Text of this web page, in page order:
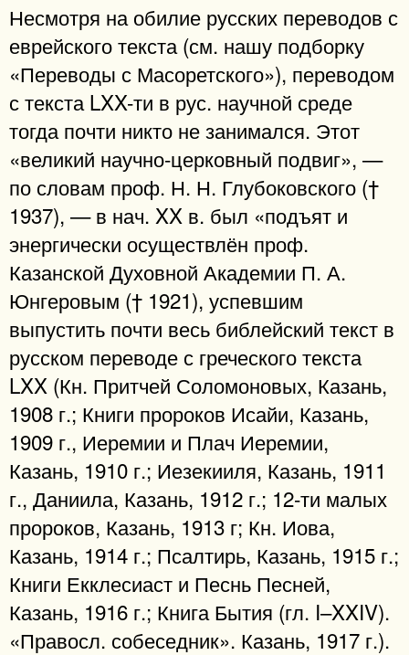
Несмотря на обилие русских переводов с
еврейского текста (см. нашу подборку
«Переводы с Масоретского»), переводом
с текста LXX-ти в рус. научной среде
тогда почти никто не занимался. Этот
«великий научно-церковный подвиг», —
по словам проф. Н. Н. Глубоковского (†
1937), — в нач. XX в. был «подъят и
энергически осуществлён проф.
Казанской Духовной Академии П. А.
Юнгеровым († 1921), успевшим
выпустить почти весь библейский текст в
русском переводе с греческого текста
LXX (Кн. Притчей Соломоновых, Казань,
1908 г.; Книги пророков Исайи, Казань,
1909 г., Иеремии и Плач Иеремии,
Казань, 1910 г.; Иезекииля, Казань, 1911
г., Даниила, Казань, 1912 г.; 12-ти малых
пророков, Казань, 1913 г; Кн. Иова,
Казань, 1914 г.; Псалтирь, Казань, 1915 г.;
Книги Екклесиаст и Песнь Песней,
Казань, 1916 г.; Книга Бытия (гл. I–XXIV).
«Правосл. собеседник». Казань, 1917 г.).